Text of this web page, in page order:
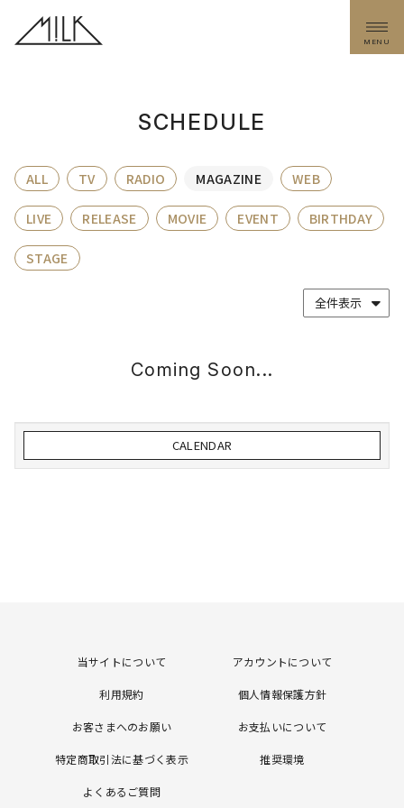
MENU
SCHEDULE
ALL TV RADIO MAGAZINE WEB
LIVE RELEASE MOVIE EVENT BIRTHDAY
STAGE
Coming Soon...
CALENDAR
当サイトについて アカウントについて
利用規約 個人情報保護方針
お客さまへのお願い お支払いについて
特定商取引法に基づく表示 推奨環境
よくあるご質問